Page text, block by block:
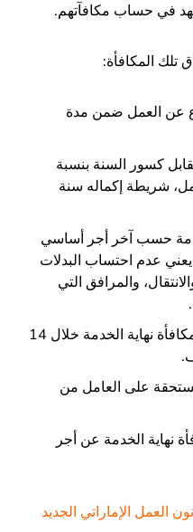
في حساب مكافآتهم.
المكافأة:
عن العمل ضمن مدة
كسور السنة بنسبة
شريطة إكماله سنة
حسب آخر أجر أساسي
عدم احتساب البدلات
والمرافق التي
إلزام صاحب العمل بدفع مكافأة نهاية الخدمة خلال 14
على العامل من
نهاية الخدمة عن أجر
العمل الإماراتي الجديد